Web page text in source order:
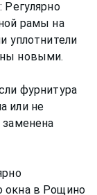
Регулярно
рамы на
уплотнители
новыми.
фурнитура
или не
окна в Рощино